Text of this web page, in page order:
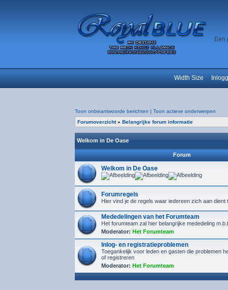
Een
Width Size
Toon onbeantwoorde berichten | Toon actieve onderwerpen
Forumoverzicht» Belangrijke forum informatie
Welkom in De Oase
Forum
Welkom in De Oase
Forumregels
Hier vind je de regels waar iedereen zich aan dient
Mededelingen van het Forumteam
Het forumteam zal hier belangrijke mededeling
Moderator: Het Forumteam
Inlog- en registratieproblemen
Toegankelijk voor leden en gasten die problemen
of registreren
Moderator: Het Forumteam